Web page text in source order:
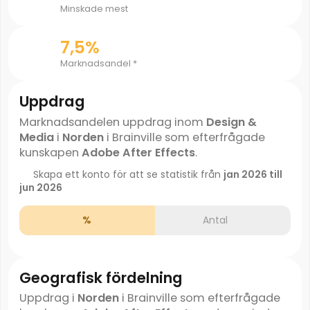
Minskade mest
7,5%
Marknadsandel *
Uppdrag
Marknadsandelen uppdrag inom Design &
Mediai Nordeni Brainville som efterfrågade
kunskapen Adobe After Effects.
Skapa ett konto för att se statistik från jan 2026 till
jun 2026
% Antal
Geografisk fördelning
Uppdrag i Nordeni Brainville som efterfrågade